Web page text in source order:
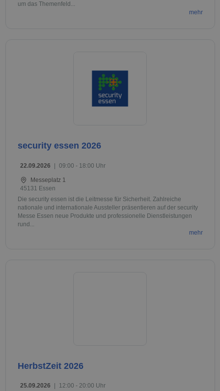
um das Themenfeld...
mehr
security essen 2026
22.09.2026 | 09:00 - 18:00 Uhr
Messeplatz 1
45131 Essen
Die security essen ist die Leitmesse für Sicherheit. Zahlreiche
nationale und internationale Aussteller präsentieren auf der security
Messe Essen neue Produkte und professionelle Dienstleistungen
rund...
mehr
HerbstZeit 2026
25.09.2026 12:00 - 20:00 Uhr